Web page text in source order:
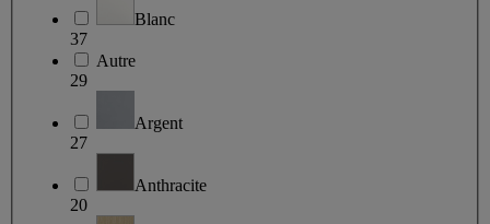
Blanc
37
Autre
29
Argent
27
Anthracite
20